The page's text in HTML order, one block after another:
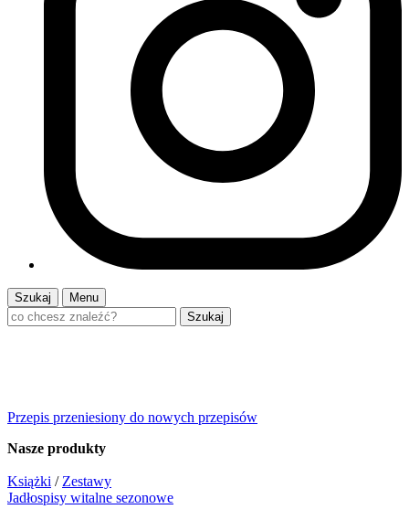
Szukaj
Menu
Szukaj
Przepis przeniesiony do nowych przepisów
Nasze produkty
Książki /Zestawy
Jadłospisy witalne sezonowe